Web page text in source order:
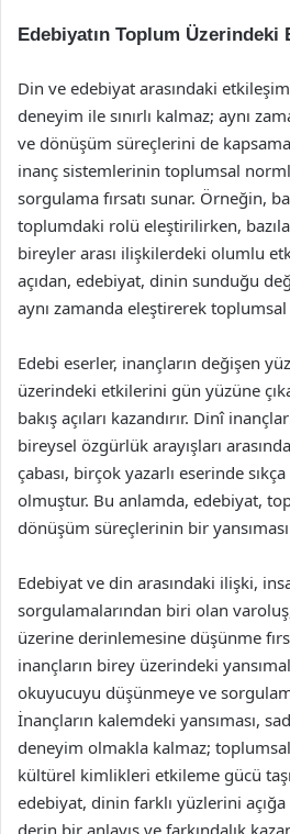
Edebiyatın Toplum Üzerindeki
Din ve edebiyat arasındaki
deneyim ile sınırlı kalmaz; aynı
ve dönüşüm süreçlerini de
inanç sistemlerinin toplumsal
sorgulama fırsatı sunar. Örneğin,
toplumdaki rolü eleştirilirken,
bireyler arası ilişkilerdeki olumlu
açıdan, edebiyat, dinin sunduğu
aynı zamanda eleştirerek
Edebi eserler, inançların değişen
üzerindeki etkilerini gün yüzüne
bakış açıları kazandırır. Dinî
bireysel özgürlük arayışları
çabası, birçok yazarlı eserinde
olmuştur. Bu anlamda, edebiyat,
dönüşüm süreçlerinin bir
Edebiyat ve din arasındaki ilişki,
sorgulamalarından biri olan
üzerine derinlemesine düşünme
inançların birey üzerindeki
okuyucuyu düşünmeye ve
İnançların kalemdeki yansıması,
deneyim olmakla kalmaz;
kültürel kimlikleri etkileme gücü
edebiyat, dinin farklı yüzlerini
derin bir anlayış ve farkındalık